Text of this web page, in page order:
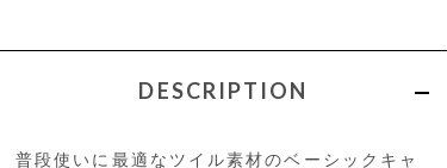
DESCRIPTION
普段使いに最適なツイル素材のベーシックキャ